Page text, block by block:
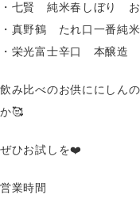
・七賢 純米春しぼり
・真野鶴 たれ口一番純
・栄光富士辛口 本醸造
飲み比べのお供ににしん
か🥰
ぜひお試しを❤️
営業時間